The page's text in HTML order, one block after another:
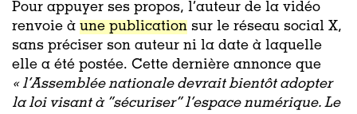
Pour appuyer ses propos, l’auteur de la vidéo
renvoie à une publication sur le réseau social X,
sans préciser son auteur ni la date à laquelle
elle a été postée. Cette dernière annonce que
« l’Assemblée nationale devrait bientôt adopter
la loi visant à “sécuriser” l’espace numérique. Le